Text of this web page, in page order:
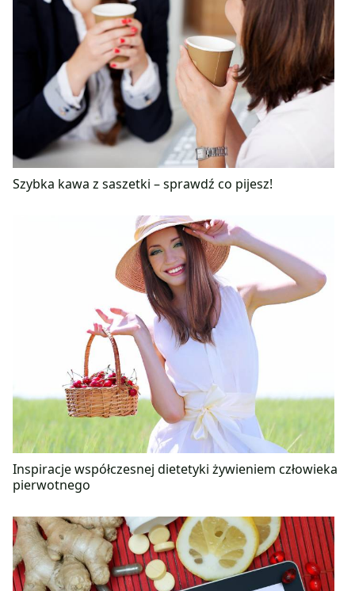
Szybka kawa z saszetki – sprawdź co pijesz!
Inspiracje współczesnej dietetyki żywieniem człowieka
pierwotnego